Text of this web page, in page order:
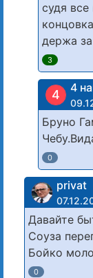
судя
держа
3
4 4
Бруно
0
privat
Давайте
Соуза
Бойко
0